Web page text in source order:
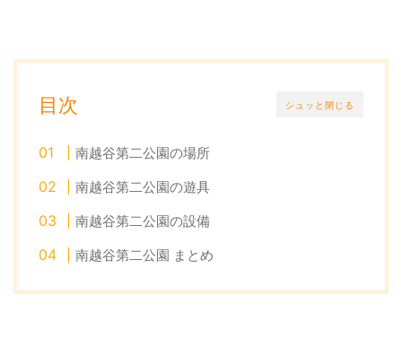
シュッと閉じる
目次
南越谷第二公園の場所
南越谷第二公園の遊具
南越谷第二公園の設備
南越谷第二公園 まとめ